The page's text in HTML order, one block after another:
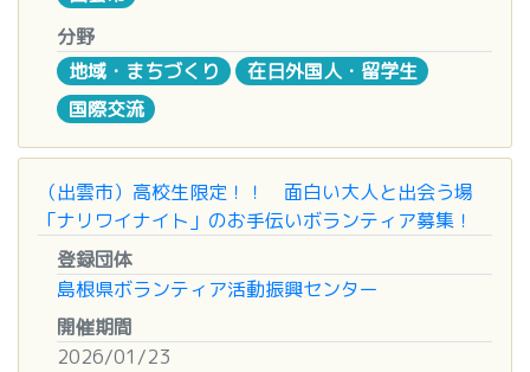
■申込締切
いずれの日程も令和８年２月２０日（金）まで
■その他
・鎌、軍手等は協議会で準備します。（※鎌は数に
限りがあります。）
・服装は自由ですが、ヨシの切り口でけがをしたり
衣類が汚損する危険がありますので、Tシャツ等の
軽装はお控えください（厚手作業着等が最適）。
・足元はゴム長靴等が適切（スニーカー等は不向
き）です。
・必ず防寒・防雨・防雪対策を各自で行ってくださ
■日時
準備：２０２６年１月２５日（日） ８：３０集合
当日：２０２６年１月２５日（日） １１：００～
１５：００
※準備は１時間程度
※午前午後通しの方については、昼食付
■場所
今市コミュニティセンター
（出雲市今市町 本町1578−2）
■対象
分野
地域・まちづくり
在日外国人・留学生
国際交流
（出雲市）高校生限定！！ 面白い大人と出会う場
「ナリワイナイト」のお手伝いボランティア募集！
登録団体
島根県ボランティア活動振興センター
開催期間
2026/01/23